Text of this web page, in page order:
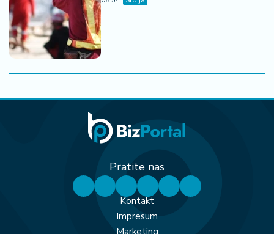
Kontakt
Impresum
Marketing
Pratite nas